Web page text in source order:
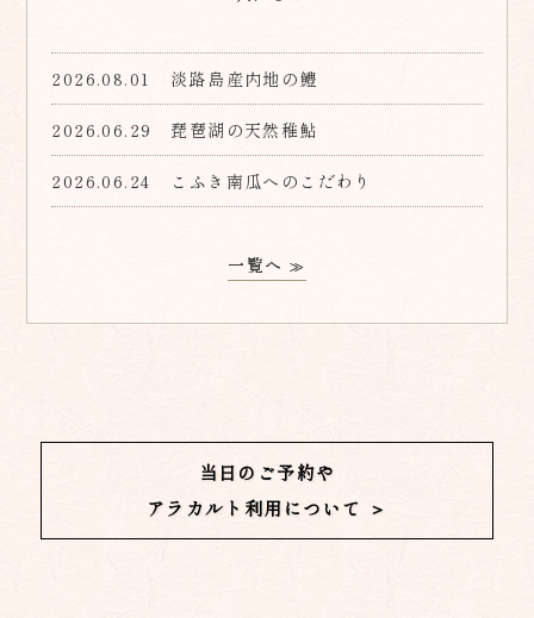
2026.08.01 淡路島産内地の鱧
2026.06.29 琵琶湖の天然稚鮎
2026.06.24 こふき南瓜へのこだわり
一覧へ≫
当日のご予約や
アラカルト利用について ＞